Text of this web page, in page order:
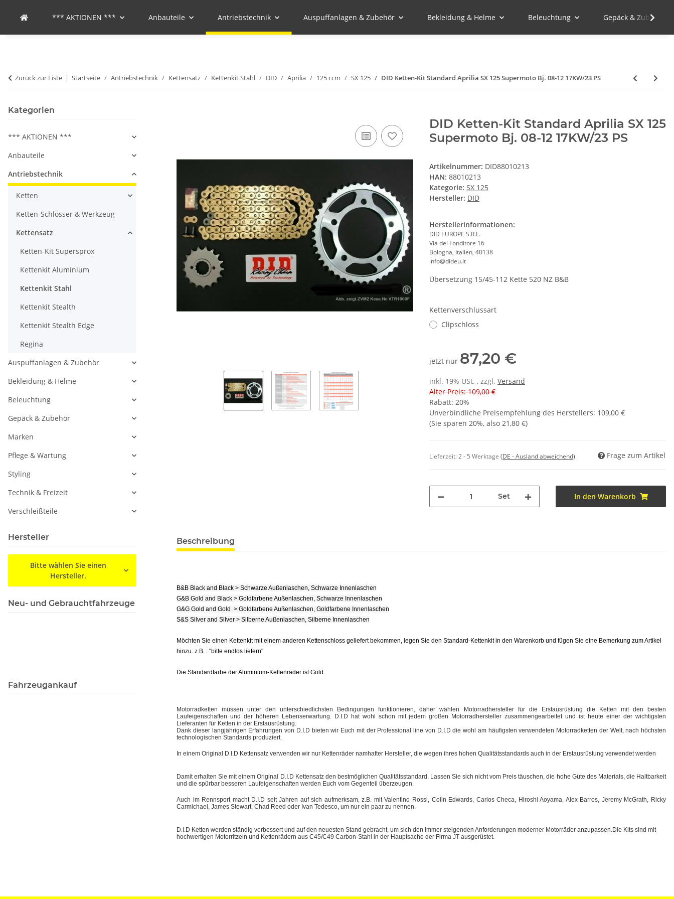
*** AKTIONEN *** Anbauteile Antriebstechnik Auspuffanlagen & Zubehör Bekleidung & Helme Beleuchtung Gepäck & Zubehör
Zurück zur Liste Startseite Antriebstechnik Kettensatz Kettenkit Stahl DID Aprilia 125 ccm SX 125 DID Ketten-Kit Standard Aprilia SX 125 Supermoto Bj. 08-12 17KW/23 PS
DID Ketten-Kit Standard Aprilia SX 125
Supermoto Bj. 08-12 17KW/23 PS
Artikelnummer: DID88010213
HAN: 88010213
Kategorie: SX 125
Hersteller: DID
Herstellerinformationen:
DID EUROPE S.R.L.
Via del Fonditore 16
Bologna, Italien, 40138
info@dideu.it
Übersetzung 15/45-112 Kette 520 NZ B&B
Kettenverschlussart
Clipschloss
jetzt nur 87,20 €
inkl. 19% USt. , zzgl. Versand
Alter Preis: 109,00 €
Rabatt: 20%
Unverbindliche Preisempfehlung des Herstellers: 109,00 €
(Sie sparen 20%, also 21,80 €)
Lieferzeit:2 - 5 Werktage (DE - Ausland abweichend) Frage zum Artikel
Set In den Warenkorb
Beschreibung
B&B Black and Black > Schwarze Außenlaschen, Schwarze Innenlaschen
G&B Gold and Black > Goldfarbene Außenlaschen, Schwarze Innenlaschen
G&G Gold and Gold > Goldfarbene Außenlaschen, Goldfarbene Innenlaschen
S&S Silver and Silver > Silberne Außenlaschen, Silberne Innenlaschen
Möchten Sie einen Kettenkit mit einem anderen Kettenschloss geliefert bekommen, legen Sie den Standard-Kettenkit in den Warenkorb und fügen Sie eine Bemerkung zum Artikel
hinzu. z.B. : "bitte endlos liefern"
Die Standardfarbe der Aluminium-Kettenräder ist Gold
Motorradketten müssen unter den unterschiedlichsten Bedingungen funktionieren, daher wählen Motorradhersteller für die Erstausrüstung die Ketten mit den besten
Laufeigenschaften und der höheren Lebenserwartung. D.I.D hat wohl schon mit jedem großen Motorradhersteller zusammengearbeitet und ist heute einer der wichtigsten
Lieferanten für Ketten in der Erstausrüstung.
Dank dieser langjährigen Erfahrungen von D.I.D bieten wir Euch mit der Professional line von D.I.D die wohl am häufigsten verwendeten Motorradketten der Welt, nach höchsten
technologischen Standards produziert.
In einem Original D.I.D Kettensatz verwenden wir nur Kettenräder namhafter Hersteller, die wegen ihres hohen Qualitätsstandards auch in der Erstausrüstung verwendet werden
Damit erhalten Sie mit einem Original D.I.D Kettensatz den bestmöglichen Qualitätsstandard. Lassen Sie sich nicht vom Preis täuschen, die hohe Güte des Materials, die Haltbarkeit
und die spürbar besseren Laufeigenschaften werden Euch vom Gegenteil überzeugen.
Auch im Rennsport macht D.I.D seit Jahren auf sich aufmerksam, z.B. mit Valentino Rossi, Colin Edwards, Carlos Checa, Hiroshi Aoyama, Alex Barros, Jeremy McGrath, Ricky
Carmichael, James Stewart, Chad Reed oder Ivan Tedesco, um nur ein paar zu nennen.
D.I.D Ketten werden ständig verbessert und auf den neuesten Stand gebracht, um sich den immer steigenden Anforderungen moderner Motorräder anzupassen.Die Kits sind mit
hochwertigen Motorritzeln und Kettenrädern aus C45/C49 Carbon-Stahl in der Hauptsache der Firma JT ausgerüstet.
Kategorien
*** AKTIONEN ***
Anbauteile
Antriebstechnik
Ketten
Ketten-Schlösser & Werkzeug
Kettensatz
Ketten-Kit Supersprox
Kettenkit Aluminium
Kettenkit Stahl
Kettenkit Stealth
Kettenkit Stealth Edge
Regina
Auspuffanlagen & Zubehör
Bekleidung & Helme
Beleuchtung
Gepäck & Zubehör
Marken
Pflege & Wartung
Styling
Technik & Freizeit
Verschleißteile
Hersteller
Bitte wählen Sie einen
Hersteller.
Neu- und Gebrauchtfahrzeuge
Fahrzeugankauf